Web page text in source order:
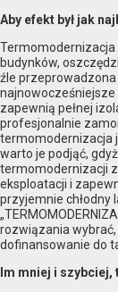
Aby efekt był jak
budynków,
źle
najnowocześniejsze
zapewnią pełnej
profesjonalnie
termomodernizacja
warto je podjąć,
termomodernizacji
eksploatacji i
przyjemnie chłodny
rozwiązania
dofinansowanie do
Im mniej i szybciej,